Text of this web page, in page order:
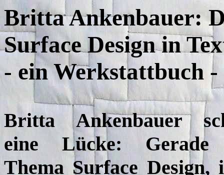
Britta Ankenbauer:
SurfaceDesign in
- ein Werkstattbuch -
Britta Ankenbauer
eine Lücke: Gerade
Thema Surface Design,